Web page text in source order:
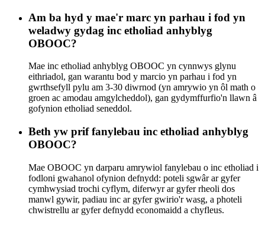
Am ba hyd y mae'r marc yn parhau i fod yn
weladwy gydag inc etholiad anhyblyg
OBOOC?
Mae inc etholiad anhyblyg OBOOC yn cynnwys glynu
eithriadol, gan warantu bod y marcio yn parhau i fod yn
gwrthsefyll pylu am 3-30 diwrnod (yn amrywio yn ôl math o
groen ac amodau amgylcheddol), gan gydymffurfio'n llawn â
gofynion etholiad seneddol.
Beth yw prif fanylebau inc etholiad anhyblyg
OBOOC?
Mae OBOOC yn darparu amrywiol fanylebau o inc etholiad i
fodloni gwahanol ofynion defnydd: poteli sgwâr ar gyfer
cymhwysiad trochi cyflym, diferwyr ar gyfer rheoli dos
manwl gywir, padiau inc ar gyfer gwirio'r wasg, a photeli
chwistrellu ar gyfer defnydd economaidd a chyfleus.